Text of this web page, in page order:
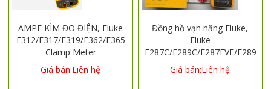
AMPE KÌM ĐO ĐIỆN, Fluke
F312/F317/F319/F362/F365
Clamp Meter
Giá bán:Liên hệ
Đồng hồ vạn năng Fluke,
Fluke
F287C/F289C/F287FVF/F289FVF
Multimeter
FLUKE287C/FLUKE289C
Giá bán:Liên hệ